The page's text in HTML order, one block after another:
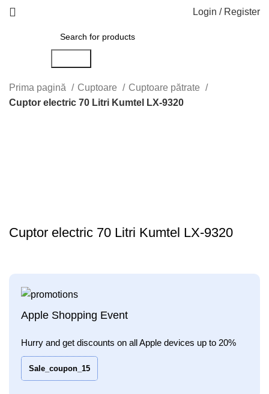
Login / Register
Prima pagină Cuptoare
Cuptoare pătrate
Cuptor electric 70 Litri Kumtel LX-9320
Cuptor electric 70 Litri Kumtel LX-9320
Apple Shopping Event
Hurry and get discounts on all Apple devices up to 20%
Sale_coupon_15